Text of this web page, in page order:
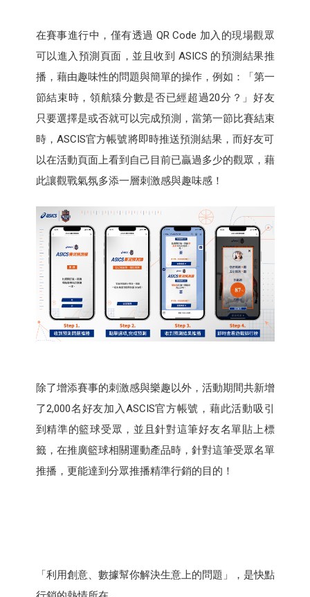
在賽事進行中，僅有透過 QR Code 加入的現場觀眾
可以進入預測頁面，並且收到 ASICS 的預測結果推
播，藉由趣味性的問題與簡單的操作，例如：「第一
節結束時，領航猿分數是否已經超過20分？」好友
只要選擇是或否就可以完成預測，當第一節比賽結束
時，ASCIS官方帳號將即時推送預測結果，而好友可
以在活動頁面上看到自己目前已贏過多少的觀眾，藉
此讓觀戰氣氛多添一層刺激感與趣味感！
除了增添賽事的刺激感與樂趣以外，活動期間共新增
了2,000名好友加入ASCIS官方帳號，藉此活動吸引
到精準的籃球受眾，並且針對這筆好友名單貼上標
籤，在推廣籃球相關運動產品時，針對這筆受眾名單
推播，更能達到分眾推播精準行銷的目的！
「利用創意、數據幫你解決生意上的問題」，是快點